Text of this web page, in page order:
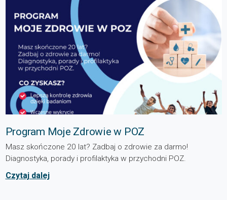
Program Moje Zdrowie w POZ
Masz skończone 20 lat? Zadbaj o zdrowie za darmo!
Diagnostyka, porady i profilaktyka w przychodni POZ.
Czytaj dalej